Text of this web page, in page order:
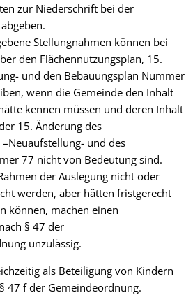
zur Niederschrift bei der
Stellungnahmen können bei
den Flächennutzungsplan, 15.
und den Bebauungsplan Nummer
wenn die Gemeinde den Inhalt
kennen müssen und deren Inhalt
15. Änderung des
und des
77 nicht von Bedeutung sind.
der Auslegung nicht oder
werden, aber hätten fristgerecht
können, machen einen
§ 47 der
unzulässig.
als Beteiligung von Kindern
47 f der Gemeindeordnung.